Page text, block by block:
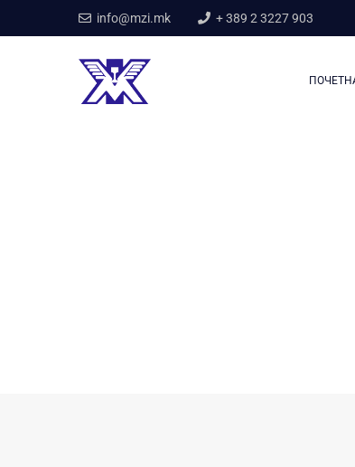
info@mzi.mk + 389 2 3227 903